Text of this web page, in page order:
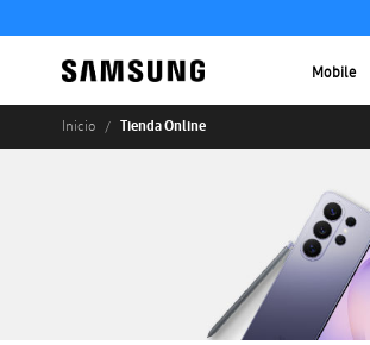
Mobile
Inicio Tienda Online